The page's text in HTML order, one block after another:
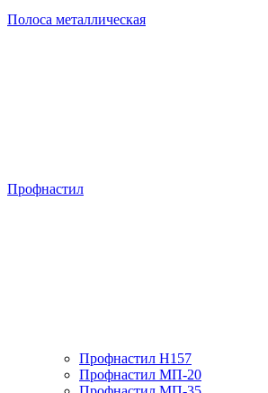
Полоса металлическая
Профнастил
Профнастил H157
Профнастил МП-20